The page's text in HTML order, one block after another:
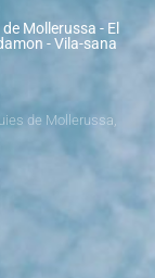
Mollerussa - El
- Vila-sana
de Mollerussa,